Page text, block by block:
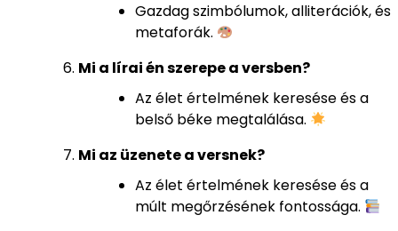
Gazdag szimbólumok, alliterációk, és
metaforák.
Mi a lírai én szerepe a versben?
Az élet értelmének keresése és a
belső béke megtalálása.
Mi az üzenete a versnek?
Az élet értelmének keresése és a
múlt megőrzésének fontossága.